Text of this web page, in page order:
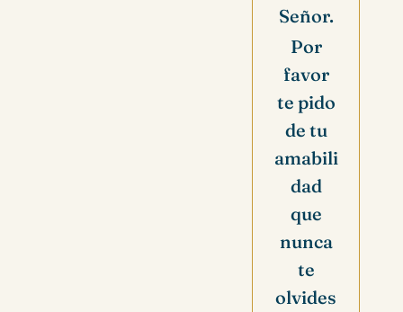
Señor.
Por
favor
te pido
de tu
amabili
dad
que
nunca
te
olvides